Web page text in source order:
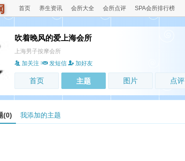
首页 养生资讯 会所大全 会所点评 SPA会所排行榜
吹着晚风的爱上海会所
上海男子按摩会所
加关注
发短信 加好友
首页 主题 图片 点评
(0) 我添加的主题